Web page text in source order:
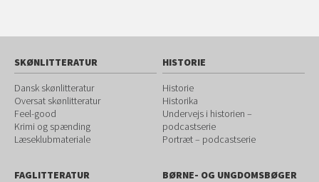
SKØNLITTERATUR
Dansk skønlitteratur
Oversat skønlitteratur
Feel-good
Krimi og spænding
Læseklubmateriale
HISTORIE
Historie
Historika
Undervejs i historien –
podcastserie
Portræt – podcastserie
FAGLITTERATUR
BØRNE- OG UNGDOMSBØGER